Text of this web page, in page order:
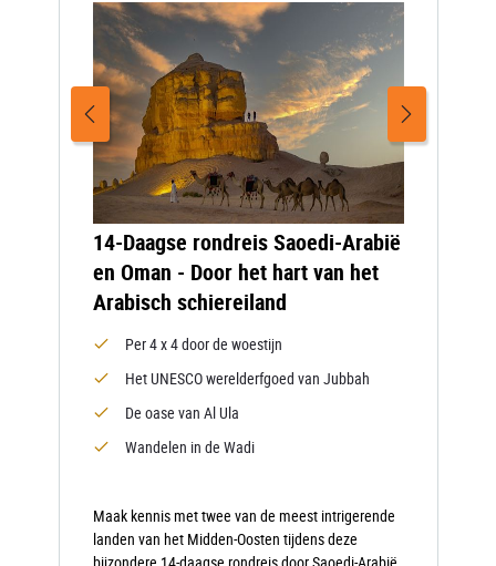
14-Daagse rondreis Saoedi-Arabië
en Oman - Door het hart van het
Arabisch schiereiland
Per 4 x 4 door de woestijn
Het UNESCO werelderfgoed van Jubbah
De oase van Al Ula
Wandelen in de Wadi
Maak kennis met twee van de meest intrigerende
landen van het Midden-Oosten tijdens deze